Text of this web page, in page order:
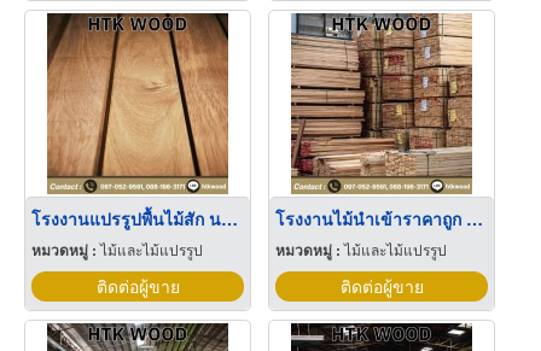
โรงงานแปรรูปพื้นไม้สัก นนทบุรี
หมวดหมู่ :ไม้และไม้แปรรูป
ติดต่อผู้ขาย
โรงงานไม้นำเข้าราคาถูก นนทบุรี
หมวดหมู่ :ไม้และไม้แปรรูป
ติดต่อผู้ขาย